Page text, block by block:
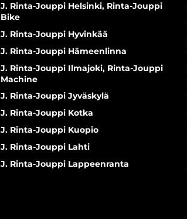
J. Rinta-Jouppi Helsinki, Rinta-Jouppi
Bike
J. Rinta-Jouppi Hyvinkää
J. Rinta-Jouppi Hämeenlinna
J. Rinta-Jouppi Ilmajoki, Rinta-Jouppi
Machine
J. Rinta-Jouppi Jyväskylä
J. Rinta-Jouppi Kotka
J. Rinta-Jouppi Kuopio
J. Rinta-Jouppi Lahti
J. Rinta-Jouppi Lappeenranta